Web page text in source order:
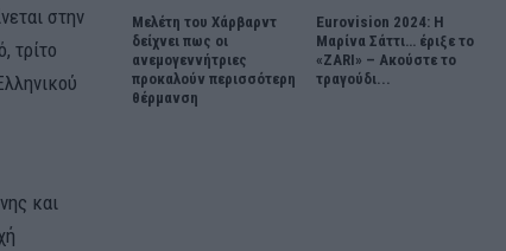
στην
τρίτο
και
Μελέτη του Χάρβαρντ
δείχνει πως οι
ανεμογεννήτριες
προκαλούν περισσότερη
θέρμανση
Eurovision 2024: Η
Μαρίνα Σάττι… έριξε το
«ZARI» – Ακούστε το
τραγούδι...